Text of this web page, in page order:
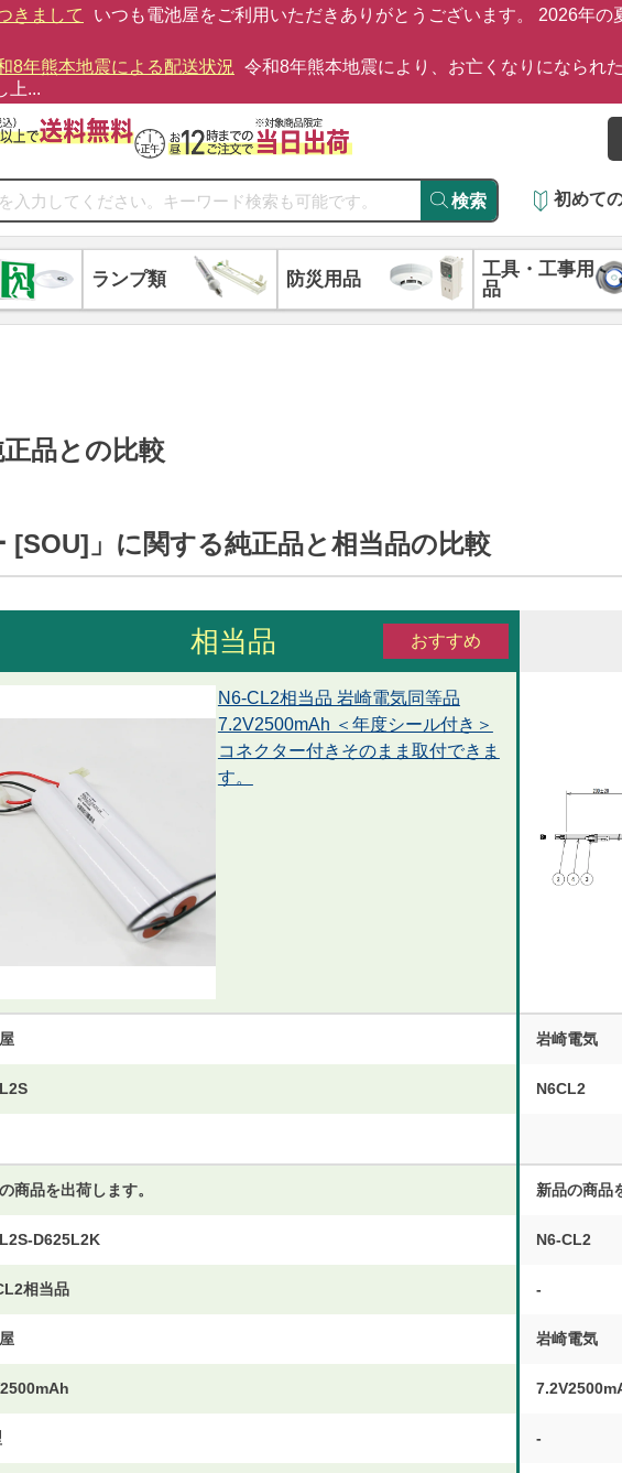
きまして
いつも電池屋をご利用いただきありがとうございます。 2026年
8年熊本地震による配送状況 令和8年熊本地震により、お亡くなりになられ
上...
検索 初めて
ランプ類 防災用品
工具・工事用
品
品との比較
[SOU]」に関する純正品と相当品の比較
相当品 おすすめ
N6-CL2相当品 岩崎電気同等品
7.2V2500mAh ＜年度シール付き＞
コネクター付きそのまま取付できま
す。
岩崎電気
N6CL2
商品を出荷します。 新品の商品
D625L2K N6-CL2
相当品 -
岩崎電気
-